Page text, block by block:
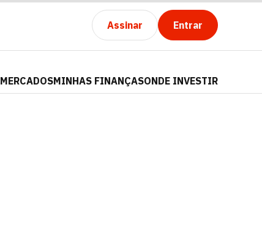
Assinar Entrar
MERCADOSMINHAS FINANÇASONDE INVESTIR